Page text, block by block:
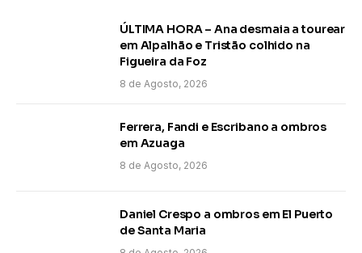
ÚLTIMA HORA – Ana desmaia a tourear
em Alpalhão e Tristão colhido na
Figueira da Foz
8 de Agosto, 2026
Ferrera, Fandi e Escribano a ombros
em Azuaga
8 de Agosto, 2026
Daniel Crespo a ombros em El Puerto
de Santa Maria